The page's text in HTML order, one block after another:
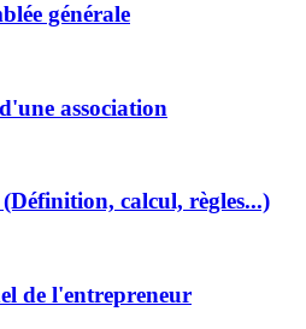
générale
association
calcul, règles...)
de l'entrepreneur